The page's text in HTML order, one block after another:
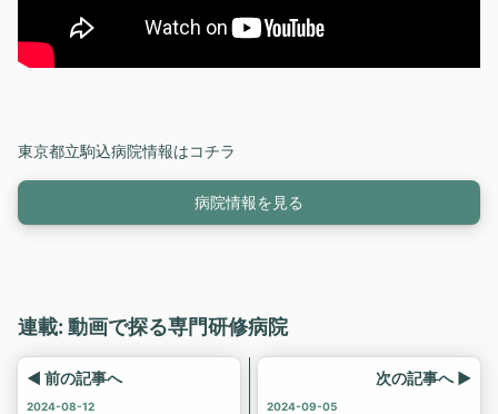
東京都立駒込病院情報はコチラ
病院情報を見る
連載: 動画で探る専門研修病院
◀ 前の記事へ
2024-08-12
次の記事へ ▶
2024-09-05